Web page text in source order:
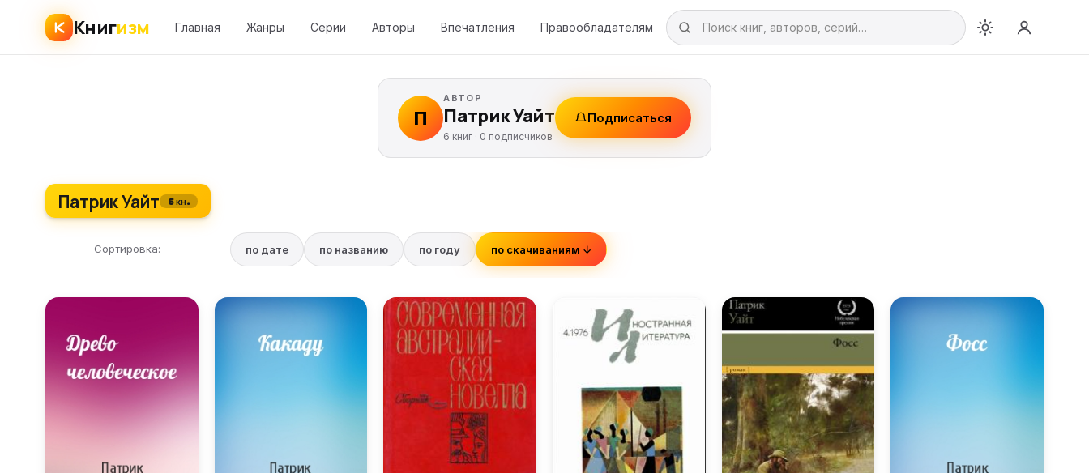
Книгизм Главная Жанры Серии Авторы Впечатления Правообладателям
П
АВТОР
Патрик Уайт
6 книг · 0 подписчиков
Подписаться
Патрик Уайт 6 кн.
Сортировка: по дате по названию по году по скачиваниям ↓